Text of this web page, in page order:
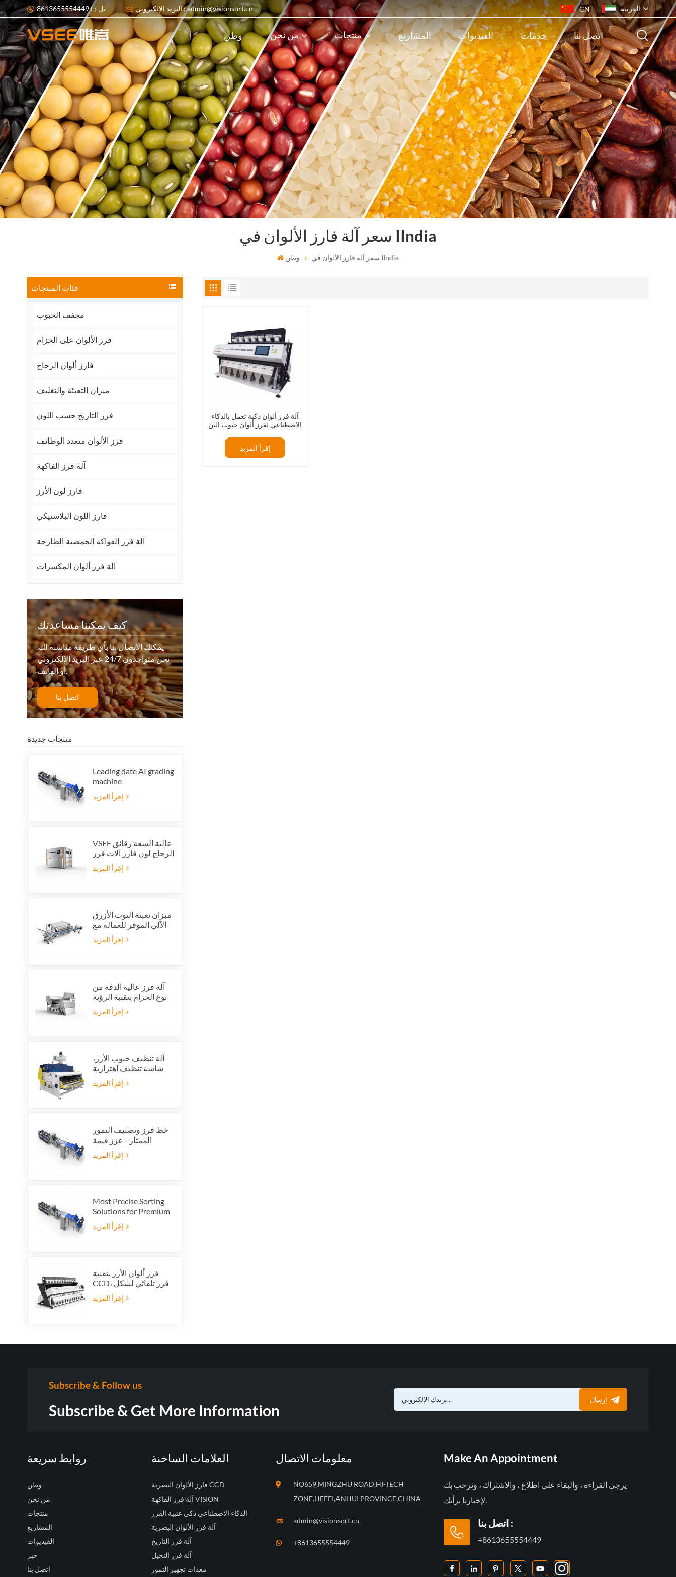
تل : +8613655554449 البريد الإلكتروني : admin@visionsort.cn CN العربية
English
français
русский
español
português
ไทย
Indonesia
Tiếng việt
وطن من نحن منتجات المشاريع الفيديوات خدمات اتصل بنا
سعر آلة فارز الألوان في IIndia
وطن سعر آلة فارز الألوان في IIndia
فئات المنتجات
مجفف الحبوب
فرز الألوان على الحزام
فارز ألوان الزجاج
ميزان التعبئة والتغليف
فرز التاريخ حسب اللون
فرز الألوان متعدد الوظائف
آلة فرز الفاكهة
فارز لون الأرز
فارز اللون البلاستيكي
آلة فرز الفواكه الحمضية الطازجة
آلة فرز ألوان المكسرات
كيف يمكننا مساعدتك
يمكنك الاتصال بنا بأي طريقة مناسبة لك.
نحن متواجدون 24/7 عبر البريد الإلكتروني
أو الهاتف.
اتصل بنا
منتجات جديدة
Leading date AI grading
machine
VSEE عالية السعة رقائق
الزجاج لون فارز آلات فرز
الألوان الزجاجية الملونة
لإنتاج إعادة تدوير الزجاج
ميزان تعبئة التوت الأزرق
الآلي الموفر للعمالة مع
نظام رفض متكامل
آلة فرز عالية الدقة من
نوع الحزام بتقنية الرؤية
بالذكاء الاصطناعي
آلة تنظيف حبوب الأرز،
شاشة تنظيف اهتزازية
للأرز، غربال اهتزازي،
منظف اهتزازي
خط فرز وتصنيف التمور
الممتاز - عزز قيمة
منتجك وأرباح التصدير
Most Precise Sorting
Solutions for Premium
Quality Dates, Date
Grader powered by
فرز ألوان الأرز بتقنية
CCD، فرز تلقائي لشكل
حبات الأرز، فرز ألوان
الأرز بـ 12 قناة
آلة فرز ألوان ذكية تعمل بالذكاء
الاصطناعي لفرز ألوان حبوب البن
إقرأ المزيد
Subscribe & Follow us
Subscribe & Get More Information
إرسال
روابط سريعة
وطن
من نحن
منتجات
المشاريع
الفيديوات
خبر
اتصل بنا
العلامات الساخنة
فارز الألوان البصرية CCD
آلة فرز الفاكهة VISION
الذكاء الاصطناعي ذكي عنبية الفرز
آلة فرز الألوان البصرية
آلة فرز التاريخ
آلة فرز النخيل
معدات تجهيز التمور
معلومات الاتصال
NO659,MINGZHU ROAD,HI-TECH
ZONE,HEFEI,ANHUI PROVINCE,CHINA
admin@visionsort.cn
+8613655554449
Make An Appointment
يرجى القراءة ، والبقاء على اطلاع ، والاشتراك ، ونرحب بك
لإخبارنا برأيك.
اتصل بنا :
+8613655554449